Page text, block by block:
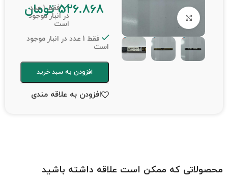
برای بزرگنمایی کلیک کنید 526.868 تومان
فقط 1 عدد
در انبار موجود
است
فقط 1 عدد در انبار موجود
است
افزودن به سبد خرید
افزودن به علاقه مندی
محصولاتی که ممکن است علاقه داشته باشید